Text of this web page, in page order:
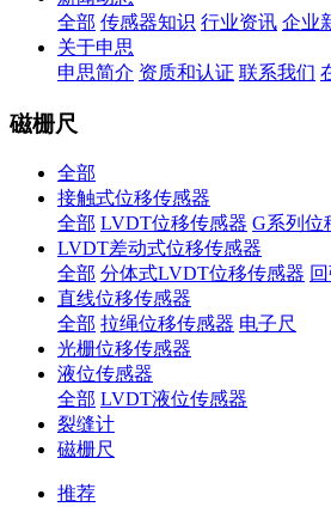
全部 传感器知识 行业资讯 企业
关于申思
申思简介 资质和认证 联系我们
磁栅尺
全部
接触式位移传感器
全部 LVDT位移传感器 G系列位
LVDT差动式位移传感器
全部 分体式LVDT位移传感器
直线位移传感器
全部 拉绳位移传感器 电子尺
光栅位移传感器
液位传感器
全部 LVDT液位传感器
裂缝计
磁栅尺
推荐